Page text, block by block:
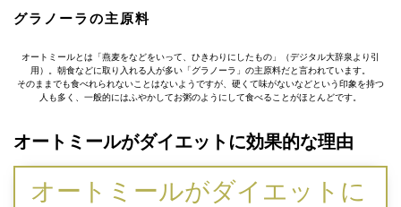
グラノーラの主原料
オートミールとは「燕麦をなどをいって、ひきわりにしたもの」（デジタル大辞泉より引
用）。朝食などに取り入れる人が多い「グラノーラ」の主原料だと言われています。
そのままでも食べれられないことはないようですが、硬くて味がないなどという印象を持つ
人も多く、一般的にはふやかしてお粥のようにして食べることがほとんどです。
オートミールがダイエットに効果的な理由
オートミールがダイエットに